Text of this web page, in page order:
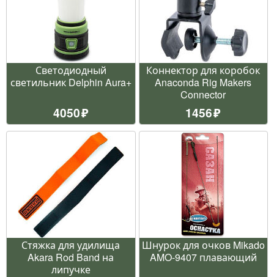
Светодиодный
светильник Delphin Aura+
4050
Коннектор для коробок
Anaconda Rig Makers
Connector
1456
Стяжка для удилища
Akara Rod Band на
липучке
Шнурок для очков Mikado
AMO-9407 плавающий